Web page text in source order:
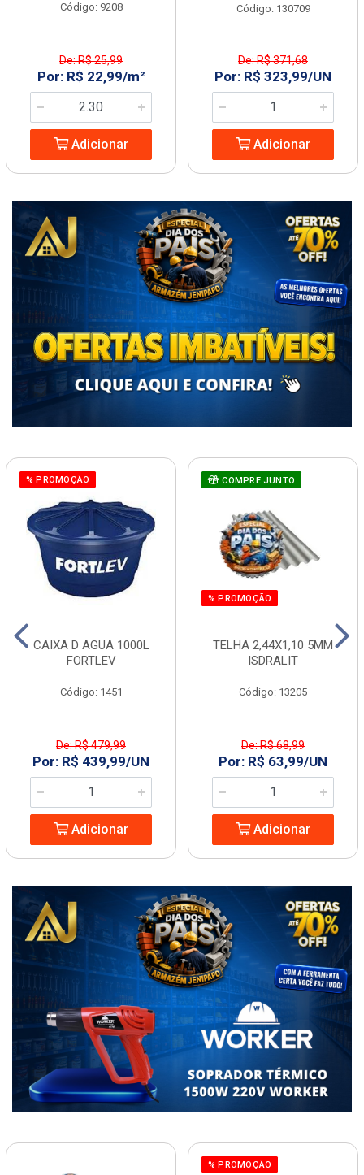
Código: 9208
De: R$ 25,99
Por: R$ 22,99/m²
Adicionar
Código: 130709
De: R$ 371,68
Por: R$ 323,99/UN
Adicionar
% PROMOÇÃO
CAIXA D AGUA 1000L
FORTLEV
Código: 1451
De: R$ 479,99
Por: R$ 439,99/UN
Adicionar
COMPRE JUNTO
% PROMOÇÃO
TELHA 2,44X1,10 5MM
ISDRALIT
Código: 13205
De: R$ 68,99
Por: R$ 63,99/UN
Adicionar
% PROMOÇÃO